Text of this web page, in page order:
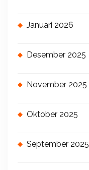
Januari 2026
Desember 2025
November 2025
Oktober 2025
September 2025